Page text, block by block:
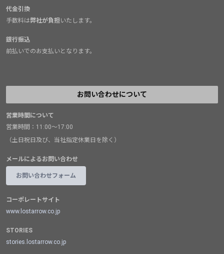
代金引換
手数料は弊社が負担いたします。
銀行振込
前払いでのお支払いとなります。
お問い合わせについて
営業時間について
営業時間：11:00～17:00
（土日祝日及び、当社指定休業日を除く）
メールによるお問い合わせ
お問い合わせフォーム
コーポレートサイト
www.lostarrow.co.jp
STORIES
stories.lostarrow.co.jp